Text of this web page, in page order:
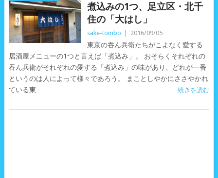
煮込みの1つ、足立区・北千
住の「大はし」
sake-tombo 2016/09/05
東京の吞ん兵衛たちがこよなく愛する
居酒屋メニューの1つと言えば「煮込み」。 おそらくそれぞれの
吞ん兵衛がそれぞれの愛する「煮込み」の味があり、どれが一番
というのは人によって様々であろう。 まことしやかにささやかれ
ている東
続きを読む